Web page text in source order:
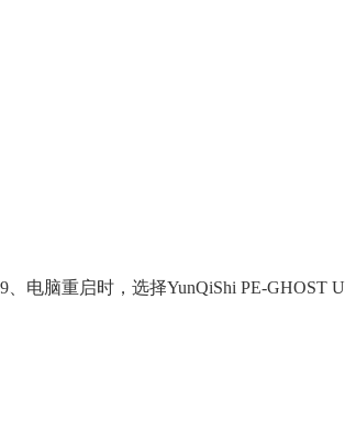
9、电脑重启时，选择YunQiShi PE-GHOST